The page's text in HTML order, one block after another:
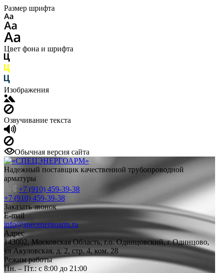
Размер шрифта
Цвет фона и шрифта
Изображения
Озвучивание текста
Обычная версия сайта
Надежный поставщик качественной трубопроводной
арматуры
+7 (910) 459-39-38
+7 (910) 459-39-38
Заказать звонок
E-mail
info@specenergoarm.ru
Адрес
143002, Московская Область, г.о. Одинцовский, г Одинцово,
ул Акуловская, д. 2, стр. 4, ком. 28
Режим работы
Пн. – Пт.: с 8:00 до 21:00